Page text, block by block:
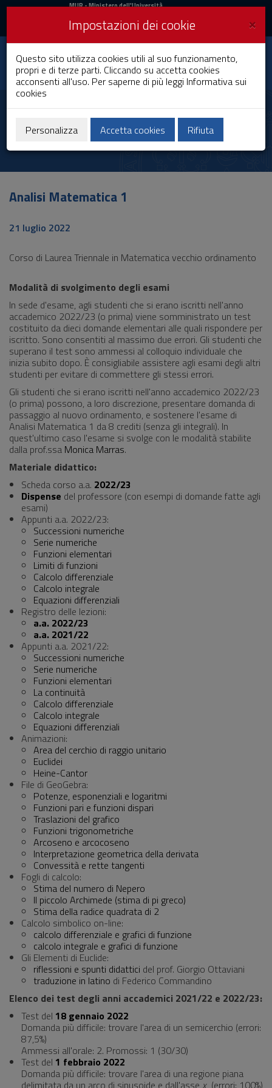
Vai
al
navigazione
sito
al
MIUR
Accedi
MUR- Ministero dell'Università
Accedi UniCA News
Toggle
navigation
Università degli
Studi di Cagliari
Antonio Greco
Analisi Matematica 1
21 luglio 2022
Corso di Laurea Triennale in Matematica vecchio ordinamento
Modalità di svolgimento degli esami
In sede d'esame, agli studenti che si erano iscritti nell'anno
accademico 2022/23 (o prima) viene somministrato un test
costituito da dieci domande elementari alle quali rispondere per
iscritto. Sono consentiti al massimo due errori. Gli studenti che
superano il test sono ammessi al colloquio individuale che
inizia subito dopo. È consigliabile assistere agli esami degli altri
studenti per evitare di commettere gli stessi errori.
Gli studenti che si erano iscritti nell'anno accademico 2022/23
(o prima) possono, a loro discrezione, presentare domanda di
passaggio al nuovo ordinamento, e sostenere l'esame di
Analisi Matematica 1 da 8 crediti (senza gli integrali). In
quest'ultimo caso l'esame si svolge con le modalità stabilite
dalla prof.ssa Monica Marras.
Materiale didattico:
Scheda corso a.a. 2022/23
Dispense del professore (con esempi di domande fatte agli
esami)
Appunti a.a. 2022/23:
Successioni numeriche
Serie numeriche
Funzioni elementari
Limiti di funzioni
Calcolo differenziale
Calcolo integrale
Equazioni differenziali
Registro delle lezioni:
a.a. 2022/23
a.a. 2021/22
Appunti a.a. 2021/22:
Successioni numeriche
Serie numeriche
Funzioni elementari
La continuità
Calcolo differenziale
Calcolo integrale
Equazioni differenziali
Animazioni:
Area del cerchio di raggio unitario
Euclidei
Heine-Cantor
File di GeoGebra:
Potenze, esponenziali e logaritmi
Funzioni pari e funzioni dispari
Traslazioni del grafico
Funzioni trigonometriche
Arcoseno e arcocoseno
Interpretazione geometrica della derivata
Convessità e rette tangenti
Fogli di calcolo:
Stima del numero di Nepero
Il piccolo Archimede (stima di pi greco)
Stima della radice quadrata di 2
Calcolo simbolico on-line:
calcolo differenziale e grafici di funzione
calcolo integrale e grafici di funzione
Gli Elementi di Euclide:
riflessioni e spunti didattici del prof. Giorgio Ottaviani
traduzione in latino di Federico Commandino
Elenco dei test degli anni accademici 2021/22 e 2022/23:
Test del 18 gennaio 2022
Domanda più difficile: trovare l'area di un semicerchio (errori:
87,5%)
Ammessi all'orale: 2. Promossi: 1 (30/30)
Test del 1 febbraio 2022
Domanda più difficile: trovare l'area di una regione piana
delimitata da un arco di sinusoide e dall'asse x(errori: 100%)
×
Impostazioni dei cookie
Questo sito utilizza cookies utili al suo funzionamento,
propri e di terze parti. Cliccando su accetta cookies
acconsenti all'uso. Per saperne di più leggi Informativa sui
cookies
Personalizza Accetta cookies Rifiuta